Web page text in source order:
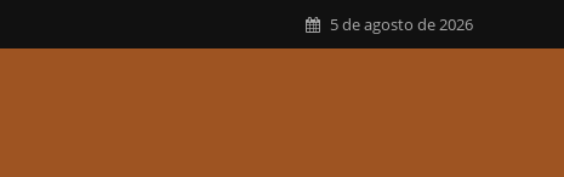
5 de agosto de 2026